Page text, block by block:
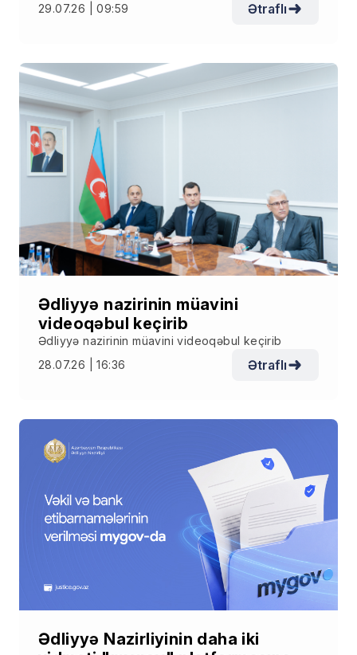
29.07.26 | 09:59
Ətraflı
Ədliyyə nazirinin müavini
videoqəbul keçirib
Ədliyyə nazirinin müavini videoqəbul keçirib
28.07.26 | 16:36
Ətraflı
Ədliyyə Nazirliyinin daha iki